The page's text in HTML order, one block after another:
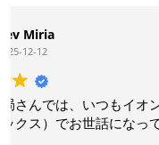
従業員のみなさん
談させていただい